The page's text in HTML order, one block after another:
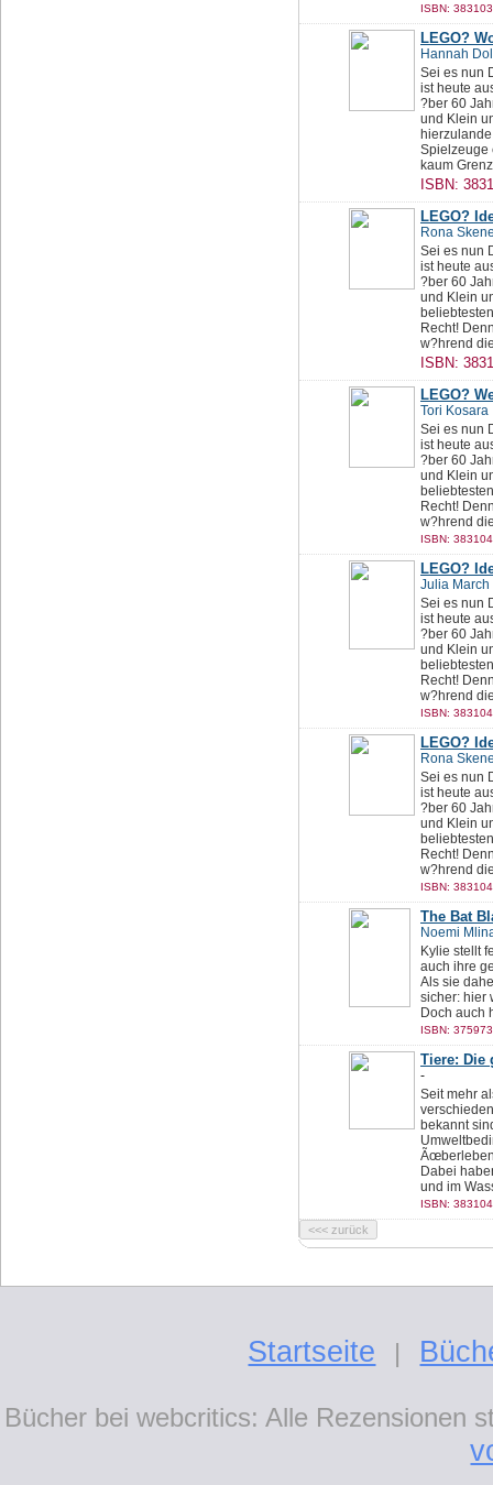
ISBN:
LEGO?
Hannah
Sei es nun
ist heute
?ber 60
und Klein
Spielzeuge
kaum
ISBN:
LEGO?
Rona
Sei es nun
ist heute
?ber 60
und Klein
Recht!
w?hrend
ISBN:
LEGO?
Tori Kosara
Sei es nun
ist heute
?ber 60
und Klein
Recht!
w?hrend
ISBN:
LEGO?
Julia March
Sei es nun
ist heute
?ber 60
und Klein
Recht!
w?hrend
ISBN:
LEGO?
Rona
Sei es nun
ist heute
?ber 60
und Klein
Recht!
w?hrend
ISBN:
The Bat
Noemi
Kylie stellt
auch ihre
Als sie
sicher: hier
Doch auch
ISBN:
Tiere: Die
-
Seit mehr
bekannt
Dabei
und im
ISBN:
Startseite |
Bücher bei webcritics: Alle Rezensionen